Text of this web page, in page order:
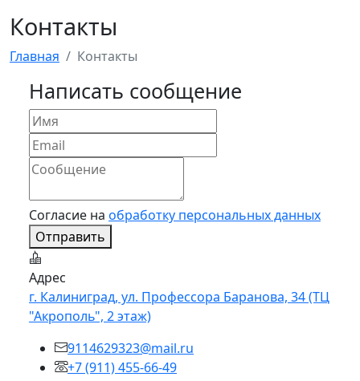
Контакты
Главная Контакты
Написать сообщение
Согласие на обработку персональных данных
Отправить
Адрес
г. Калиниград, ул. Профессора Баранова, 34 (ТЦ
"Акрополь", 2 этаж)
9114629323@mail.ru
+7 (911) 455-66-49